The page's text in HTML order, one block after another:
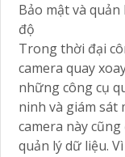
Bảo mật và quản
độ
Trong thời đại
camera quay
những công cụ
ninh và giám
camera này
quản lý dữ liệu.